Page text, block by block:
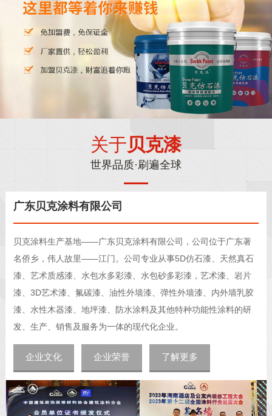
关于贝克漆
世界品质·刷遍全球
广东贝克涂料有限公司
贝克涂料生产基地——广东贝克涂料有限公司，公司位于广东著
名侨乡，伟人故里——江门。公司专业从事5D仿石漆、天然真石
漆、艺术质感漆、水包水多彩漆、水包砂多彩漆，艺术漆、岩片
漆、3D艺术漆、氟碳漆、油性外墙漆、弹性外墙漆、内外墙乳胶
漆、水性木器漆、地坪漆、防水涂料及其他特种功能性涂料的研
发、生产、销售及服务为一体的现代化企业。
企业文化 企业荣誉 了解更多